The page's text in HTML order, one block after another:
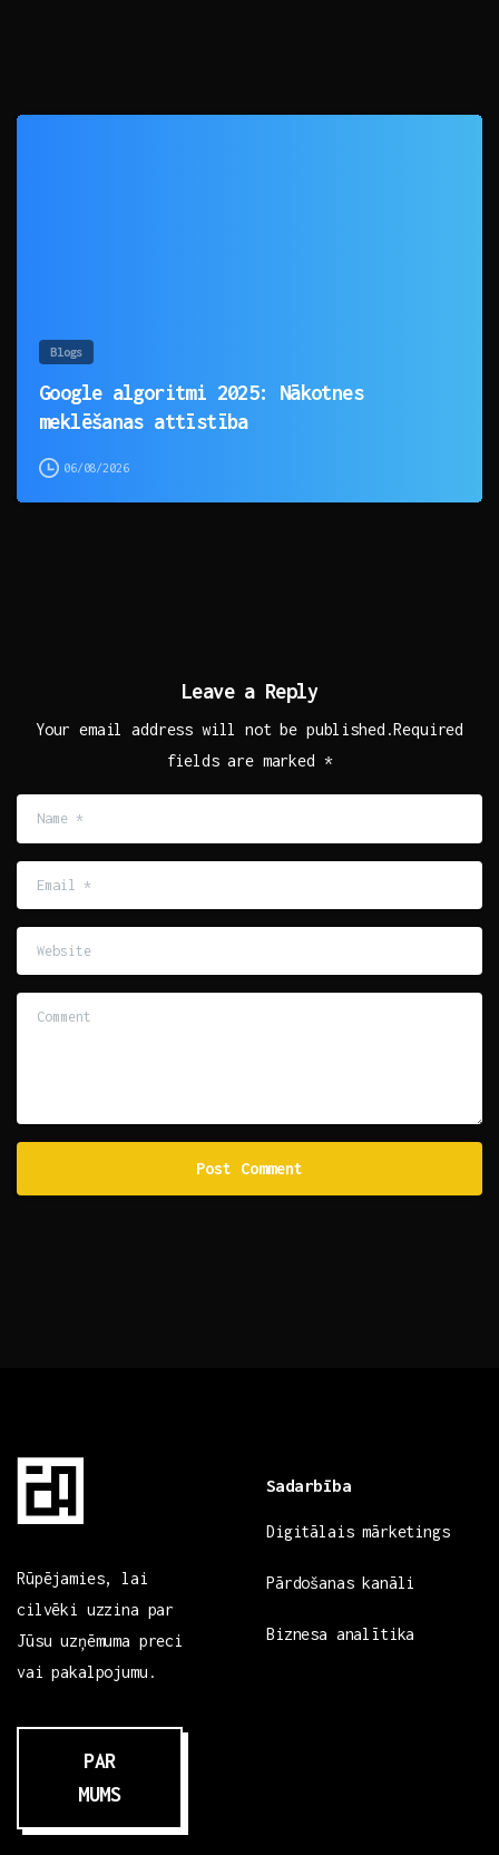
Blogs
Google algoritmi 2025: Nākotnes
meklēšanas attīstība
06/08/2026
Leave a Reply
Your email address will not be published.Required
fields are marked *
*
Website
Rūpējamies, lai
cilvēki uzzina par
Jūsu uzņēmuma preci
vai pakalpojumu.
PAR
MUMS
Sadarbība
Digitālais mārketings
Pārdošanas kanāli
Biznesa analītika